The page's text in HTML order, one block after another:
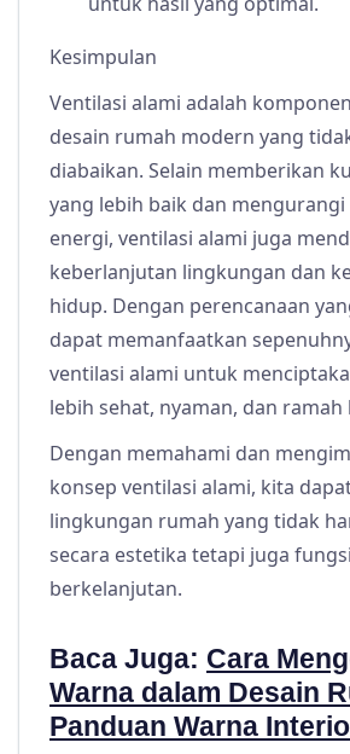
Kesimpulan
Ventilasi alami adalah
desain rumah modern yang
diabaikan. Selain memberikan
yang lebih baik dan
energi, ventilasi alami juga
keberlanjutan lingkungan dan
hidup. Dengan perencanaan
dapat memanfaatkan
ventilasi alami untuk
lebih sehat, nyaman, dan
Dengan memahami dan
konsep ventilasi alami, kita
lingkungan rumah yang tidak
secara estetika tetapi juga
berkelanjutan.
Baca Juga: Cara
Warna dalam Desain
Panduan Warna